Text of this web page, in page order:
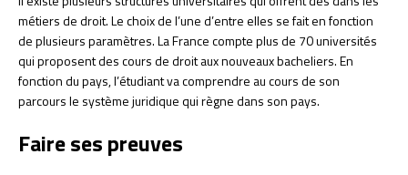
métiers de droit. Le choix de l’une d’entre elles se fait en fonction
de plusieurs paramètres. La France compte plus de 70 universités
qui proposent des cours de droit aux nouveaux bacheliers. En
fonction du pays, l’étudiant va comprendre au cours de son
parcours le système juridique qui règne dans son pays.
Faire ses preuves